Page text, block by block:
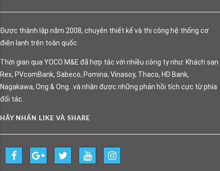
Được thành lập năm 2008, chuyên thiết kế và thi công hệ thống cơ
điện lạnh trên toàn quốc
Thời gian qua YOCO M&E đã hợp tác với nhiều công ty như: Khách sạn
Rex, PVcomBank, Sabeco, Pomina, Vinasoy, Thaco, HD Bank,
Nagakawa, Ong & Ong…và nhận được những phản hồi tích cực từ phía
đối tác.
HÃY NHẤN LIKE VÀ SHARE